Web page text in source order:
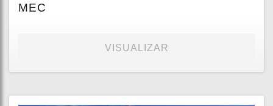
MEC
VISUALIZAR